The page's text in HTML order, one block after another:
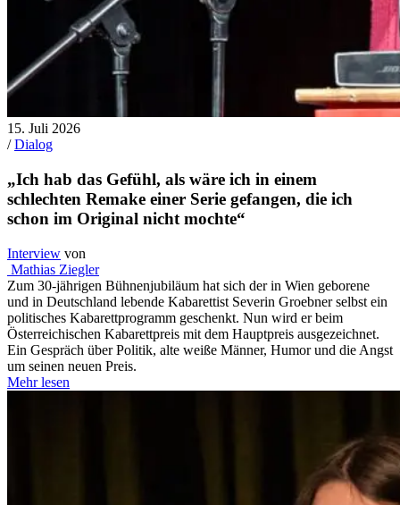
15. Juli 2026
/Dialog
„Ich hab das Gefühl, als wäre ich in einem
schlechten Remake einer Serie gefangen, die ich
schon im Original nicht mochte“
Interview von
Mathias Ziegler
Zum 30-jährigen Bühnenjubiläum hat sich der in Wien geborene
und in Deutschland lebende Kabarettist Severin Groebner selbst ein
politisches Kabarettprogramm geschenkt. Nun wird er beim
Österreichischen Kabarettpreis mit dem Hauptpreis ausgezeichnet.
Ein Gespräch über Politik, alte weiße Männer, Humor und die Angst
um seinen neuen Preis.
Mehr lesen